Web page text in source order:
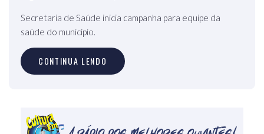
Secretaria de Saúde inicia campanha para equipe da
saúde do município.
CONTINUA LENDO